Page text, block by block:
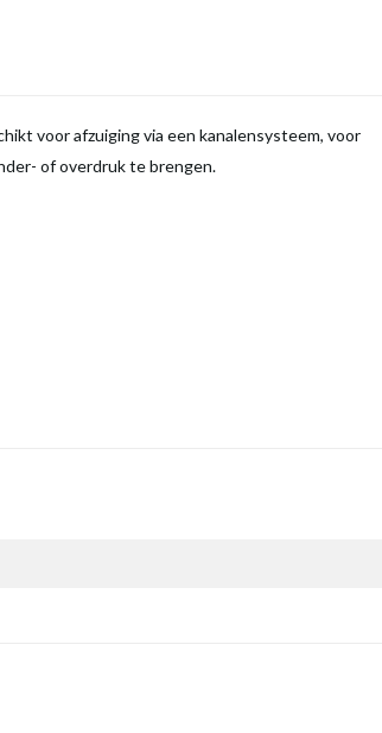
voor afzuiging via een kanalensysteem, voor
of overdruk te brengen.